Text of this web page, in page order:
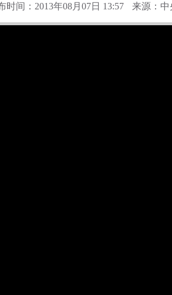
时间：2013年08月07日 13:57 来源：中